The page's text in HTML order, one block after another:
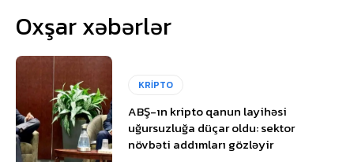
Oxşar xəbərlər
KRİPTO
ABŞ-ın kripto qanun layihəsi
uğursuzluğa düçar oldu: sektor
növbəti addımları gözləyir